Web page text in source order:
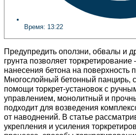
Время: 13:22
Предупредить оползни, обвалы и
грунта позволяет
нанесения бетона на поверхность
Многослойный бетонный панцирь,
помощи торкрет-установок с
управлением, монолитный и
подходит для возведения
от наводнений. В статье
укрепления и усиления